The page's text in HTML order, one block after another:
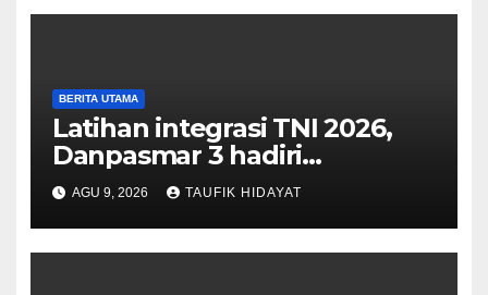
BERITA UTAMA
Latihan integrasi TNI 2026,
Danpasmar 3 hadiri
rangkaian Kehormatan Korps
Marinir di Dabo Singkep
AGU 9, 2026 TAUFIK HIDAYAT